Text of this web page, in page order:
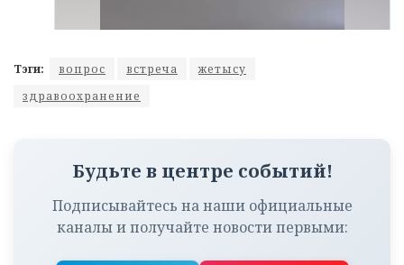
Тэги: вопрос встреча
жетысу
здравоохранение
Будьте в центре событий!
Подписывайтесь на наши официальные
каналы и получайте новости первыми: